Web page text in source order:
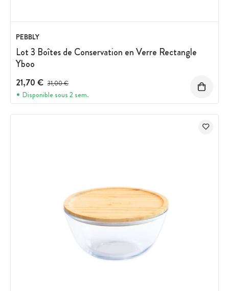
PEBBLY
Lot 3 Boîtes de Conservation en Verre Rectangle
Yboo
21,70 € Prix avant réduction :
31,00 €
Disponible sous 2 sem.